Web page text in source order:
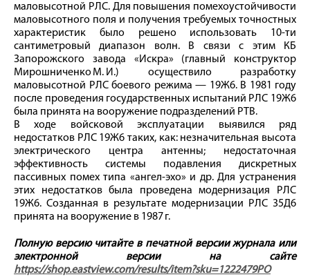
маловысотной РЛС. Для повышения помехоустойчивости
маловысотного поля и получения требуемых точностных
характеристик было решено использовать 10-ти
сантиметровый диапазон волн. В связи с этим КБ
Запорожского завода «Искра» (главный конструктор
Мирошниченко М. И.) осуществило разработку
маловысотной РЛС боевого режима — 19Ж6. В 1981 году
после проведения государственных испытаний РЛС 19Ж6
была принята на вооружение подразделений РТВ.
В ходе войсковой эксплуатации выявился ряд
недостатков РЛС 19Ж6 таких, как: незначительная высота
электрического центра антенны; недостаточная
эффективность системы подавления дискретных
пассивных помех типа «ангел-эхо» и др. Для устранения
этих недостатков была проведена модернизация РЛС
19Ж6. Созданная в результате модернизации РЛС 35Д6
принята на вооружение в 1987 г.
Полную версию читайте в печатной версии журнала или
электронной версии на сайте
https://shop.eastview.com/results/item?sku=1222479PO